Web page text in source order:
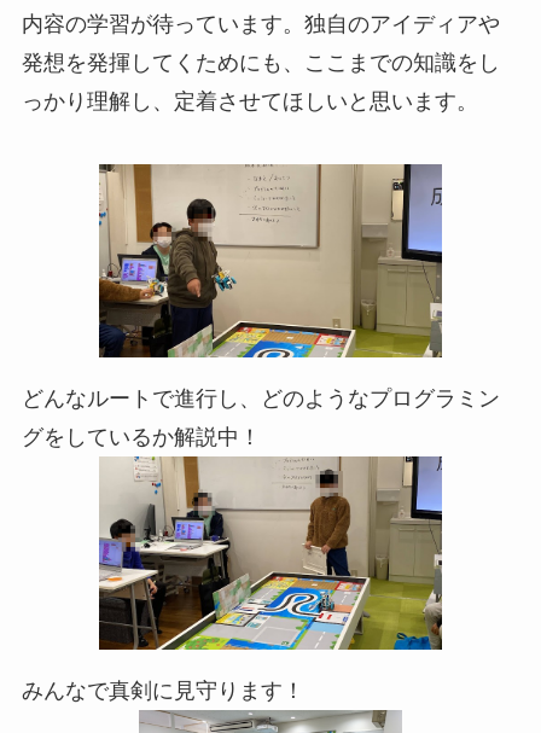
内容の学習が待っています。独自のアイディアや
発想を発揮してくためにも、ここまでの知識をし
っかり理解し、定着させてほしいと思います。
どんなルートで進行し、どのようなプログラミン
グをしているか解説中！
みんなで真剣に見守ります！